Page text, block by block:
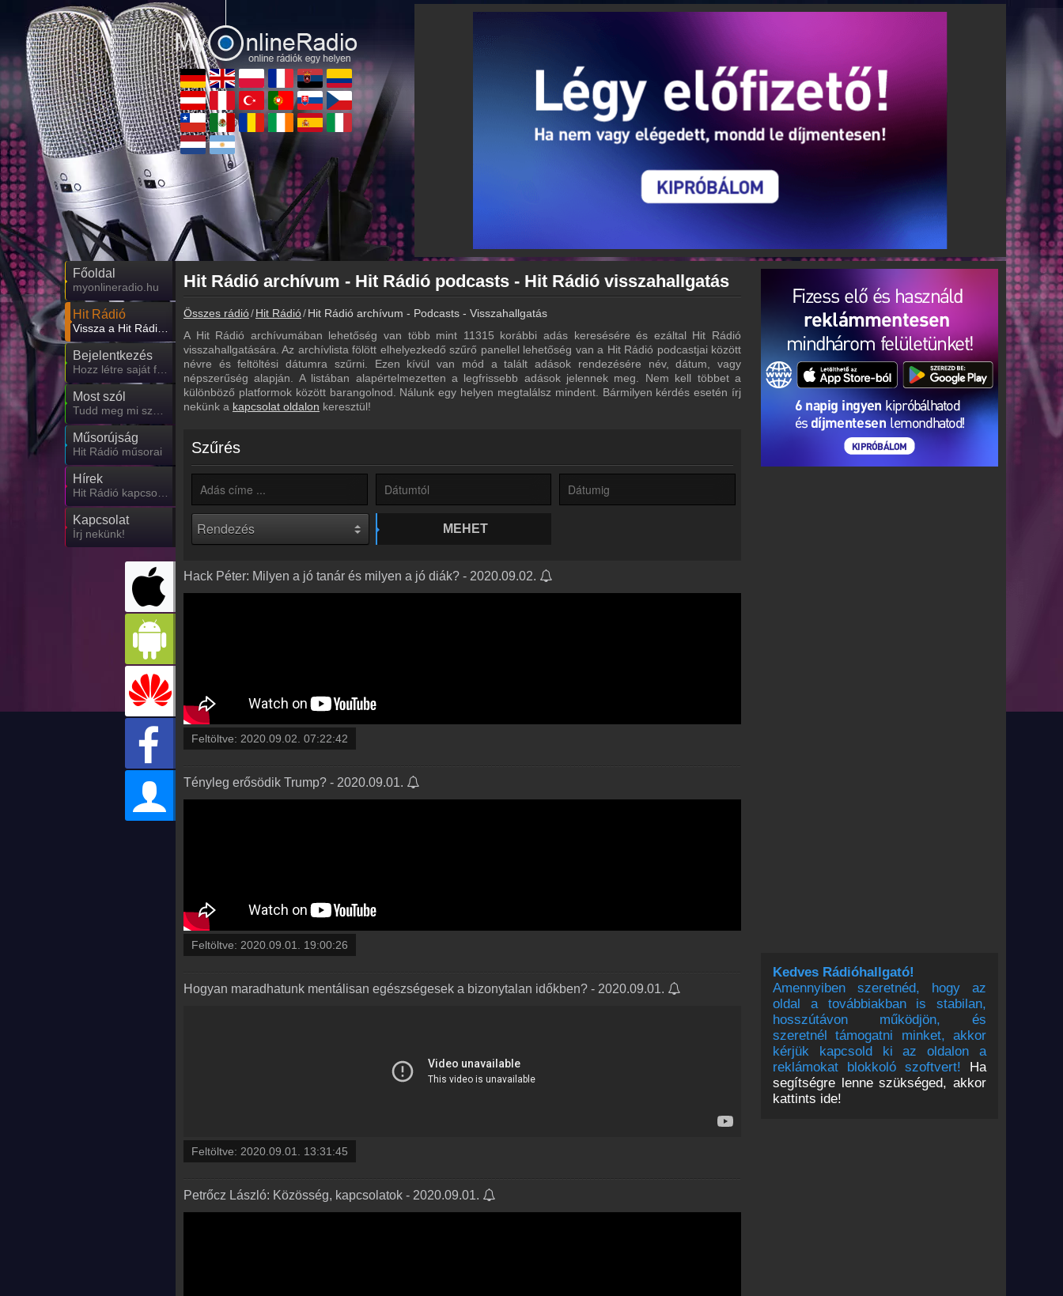
Főoldal
myonlineradio.hu
Hit Rádió
Vissza a Hit Rádió oldalára
Bejelentkezés
Hozz létre saját fiókot!
Most szól
Tudd meg mi szólt eddig
Műsorújság
Hit Rádió műsorai
Hírek
Hit Rádió kapcsolatos hírek
Kapcsolat
Írj nekünk!
Kedves Rádióhallgató!
Amennyiben szeretnéd, hogy az
oldal a továbbiakban is stabilan,
hosszútávon működjön, és
szeretnél támogatni minket, akkor
kérjük kapcsold ki az oldalon a
reklámokat blokkoló szoftvert!
Ha
segítségre lenne szükséged, akkor
kattints ide!
Hit Rádió archívum - Hit Rádió podcasts - Hit Rádió visszahallgatás
Összes rádió Hit Rádió Hit Rádió archívum - Podcasts - Visszahallgatás
A Hit Rádió archívumában lehetőség van több mint 11315 korábbi adás keresésére és ezáltal Hit Rádió
visszahallgatására. Az archívlista fölött elhelyezkedő szűrő panellel lehetőség van a Hit Rádió podcastjai között
névre és feltöltési dátumra szűrni. Ezen kívül van mód a talált adások rendezésére név, dátum, vagy
népszerűség alapján. A listában alapértelmezetten a legfrissebb adások jelennek meg. Nem kell többet a
különböző platformok között barangolnod. Nálunk egy helyen megtalálsz mindent. Bármilyen kérdés esetén írj
nekünk a kapcsolat oldalon keresztül!
Szűrés
MEHET
Hack Péter: Milyen a jó tanár és milyen a jó diák? - 2020.09.02.
Feltöltve: 2020.09.02. 07:22:42
Tényleg erősödik Trump? - 2020.09.01.
Feltöltve: 2020.09.01. 19:00:26
Hogyan maradhatunk mentálisan egészségesek a bizonytalan időkben? - 2020.09.01.
Feltöltve: 2020.09.01. 13:31:45
Petrőcz László: Közösség, kapcsolatok - 2020.09.01.